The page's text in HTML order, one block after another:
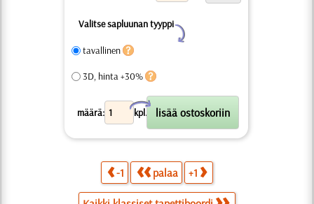
Valitse sapluunan tyyppi
Y
tavallinen
3D, hinta +30%
määrä: kpl.
X
-1 palaa +1